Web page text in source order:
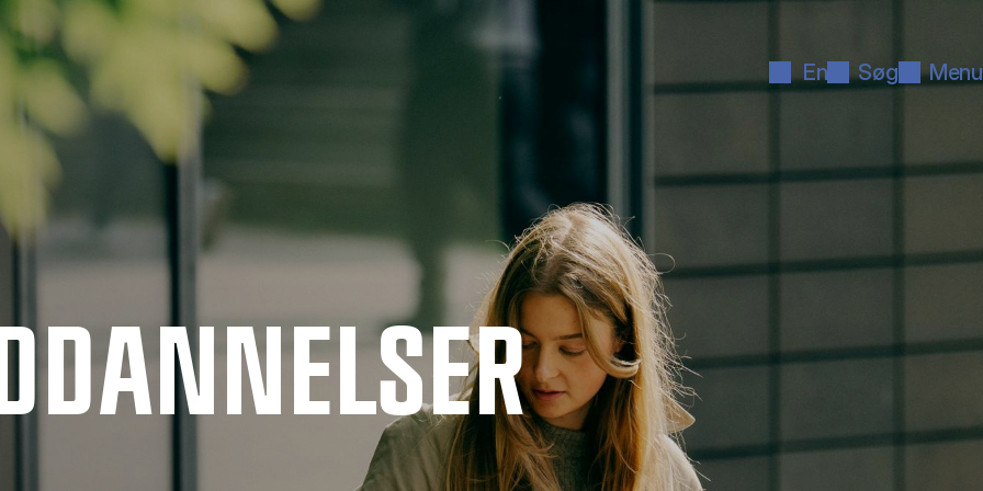
En Søg Menu